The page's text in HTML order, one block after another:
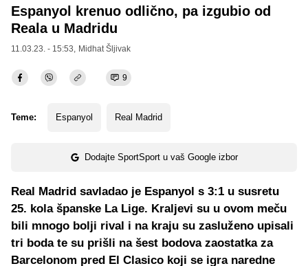
Espanyol krenuo odlično, pa izgubio od
Reala u Madridu
11.03.23. - 15:53, Midhat Šljivak
9
Teme: Espanyol Real Madrid
Dodajte SportSport u vaš Google izbor
Real Madrid savladao je Espanyol s 3:1 u susretu
25. kola španske La Lige. Kraljevi su u ovom meču
bili mnogo bolji rival i na kraju su zasluženo upisali
tri boda te su prišli na šest bodova zaostatka za
Barcelonom pred El Clasico koji se igra naredne